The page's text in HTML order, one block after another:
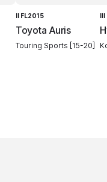
II FL2015
Toyota Auris
Touring Sports [15-20]